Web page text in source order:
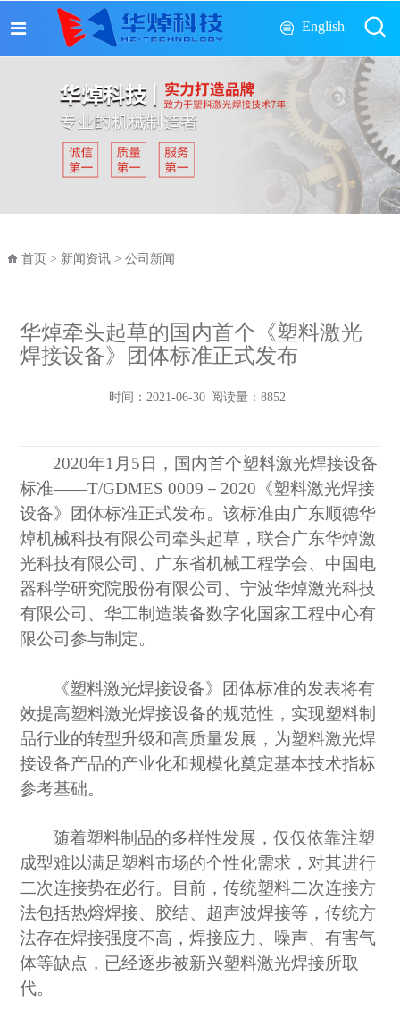
English
首页> 新闻资讯> 公司新闻
华焯牵头起草的国内首个《塑料激光
焊接设备》团体标准正式发布
时间： 2021-06-30 阅读量： 8852
2020年1月5日，国内首个塑料激光焊接设备
标准——T/GDMES 0009－2020《塑料激光焊接
设备》团体标准正式发布。该标准由广东顺德华
焯机械科技有限公司牵头起草，联合广东华焯激
光科技有限公司、广东省机械工程学会、中国电
器科学研究院股份有限公司、宁波华焯激光科技
有限公司、华工制造装备数字化国家工程中心有
限公司参与制定。
《塑料激光焊接设备》团体标准的发表将有
效提高塑料激光焊接设备的规范性，实现塑料制
品行业的转型升级和高质量发展，为塑料激光焊
接设备产品的产业化和规模化奠定基本技术指标
参考基础。
随着塑料制品的多样性发展，仅仅依靠注塑
成型难以满足塑料市场的个性化需求，对其进行
二次连接势在必行。目前，传统塑料二次连接方
法包括热熔焊接、胶结、超声波焊接等，传统方
法存在焊接强度不高，焊接应力、噪声、有害气
体等缺点，已经逐步被新兴塑料激光焊接所取
代。